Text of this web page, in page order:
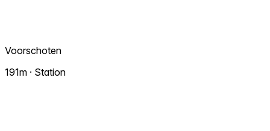
Voorschoten
191m · Station